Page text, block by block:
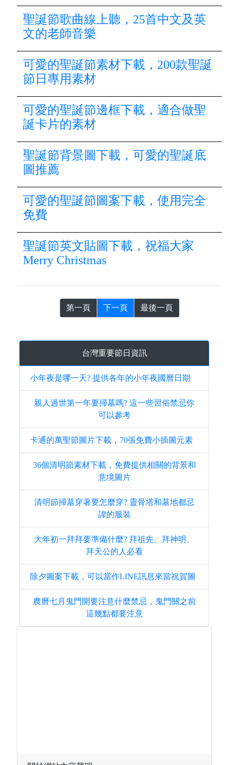
聖誕節歌曲線上聽，25首中文及英
文的老師音樂
可愛的聖誕節素材下載，200款聖誕
節日專用素材
可愛的聖誕節邊框下載，適合做聖
誕卡片的素材
聖誕節背景圖下載，可愛的聖誕底
圖推薦
可愛的聖誕節圖案下載，使用完全
免費
聖誕節英文貼圖下載，祝福大家
Merry Christmas
第一頁 下一頁 最後一頁
台灣重要節日資訊
小年夜是哪一天? 提供各年的小年夜國曆日期
親人過世第一年要掃墓嗎? 這一些習俗禁忌你
可以參考
卡通的萬聖節圖片下載，70張免費小插圖元素
36個清明節素材下載，免費提供相關的背景和
意境圖片
清明節掃墓穿著要怎麼穿? 靈骨塔和墓地都忌
諱的服裝
大年初一拜拜要準備什麼? 拜祖先、拜神明、
拜天公的人必看
除夕圖案下載，可以當作LINE訊息來當祝賀圖
農曆七月鬼門開要注意什麼禁忌，鬼門關之前
這幾點都要注意